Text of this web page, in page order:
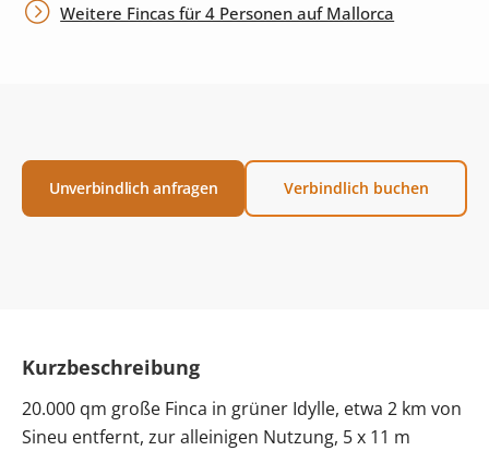
Weitere Fincas für 4 Personen auf Mallorca
Unverbindlich anfragen Verbindlich buchen
Kurzbeschreibung
20.000 qm große Finca in grüner Idylle, etwa 2 km von
Sineu entfernt, zur alleinigen Nutzung, 5 x 11 m